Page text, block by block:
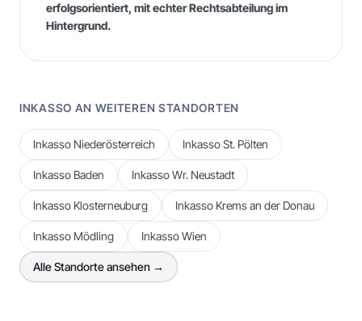
erfolgsorientiert, mit echter Rechtsabteilung im
Hintergrund.
INKASSO AN WEITEREN STANDORTEN
Inkasso Niederösterreich InkassoSt. Pölten
Inkasso Baden InkassoWr. Neustadt
Inkasso Klosterneuburg Inkasso Krems an der Donau
Inkasso Mödling InkassoWien
Alle Standorte ansehen →